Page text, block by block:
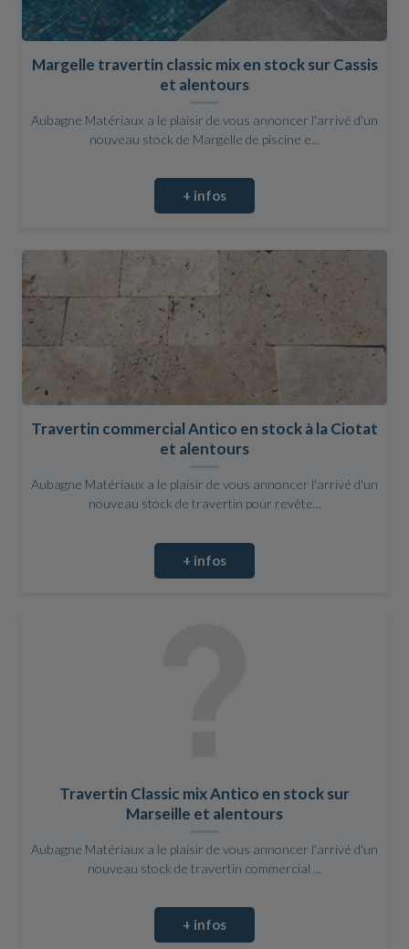
Margelle travertin classic mix en stock sur Cassis
et alentours
Aubagne Matériaux a le plaisir de vous annoncer l'arrivé d'un
nouveau stock de Margelle de piscine e...
+ infos
Travertin commercial Antico en stock à la Ciotat
et alentours
Aubagne Matériaux a le plaisir de vous annoncer l'arrivé d'un
nouveau stock de travertin pour revête...
+ infos
Travertin Classic mix Antico en stock sur
Marseille et alentours
Aubagne Matériaux a le plaisir de vous annoncer l'arrivé d'un
nouveau stock de travertin commercial ...
+ infos